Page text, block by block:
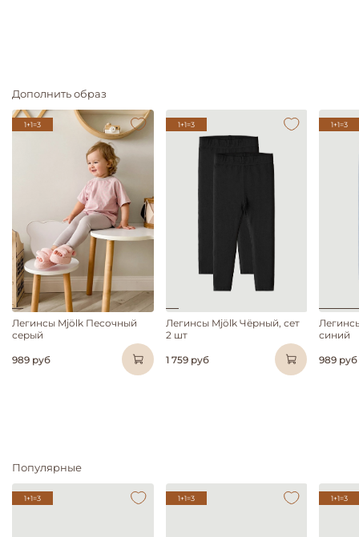
Дополнить образ
1+1=3
Легинсы Mjölk Песочный
серый
989 руб
1+1=3
Легинсы Mjölk Чёрный, сет
2 шт
1 759 руб
1+1=3
синий
989 руб
Популярные
1+1=3 1+1=3 1+1=3